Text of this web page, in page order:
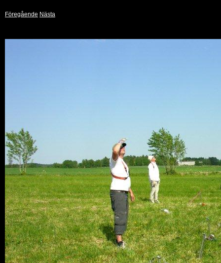
Föregående Nästa